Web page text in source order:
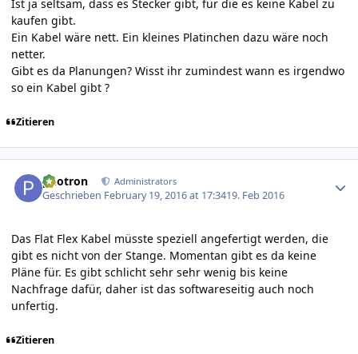
Ist ja seltsam, dass es Stecker gibt, für die es keine Kabel zu
kaufen gibt.
Ein Kabel wäre nett. Ein kleines Platinchen dazu wäre noch
netter.
Gibt es da Planungen? Wisst ihr zumindest wann es irgendwo
so ein Kabel gibt ?
Zitieren
photron Administrators
Geschrieben February 19, 2016 at 17:3419. Feb 2016
Das Flat Flex Kabel müsste speziell angefertigt werden, die
gibt es nicht von der Stange. Momentan gibt es da keine
Pläne für. Es gibt schlicht sehr sehr wenig bis keine
Nachfrage dafür, daher ist das softwareseitig auch noch
unfertig.
Zitieren